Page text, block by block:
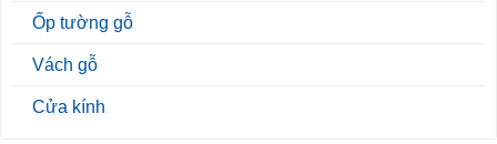
Ốp tường gỗ
Vách gỗ
Cửa kính